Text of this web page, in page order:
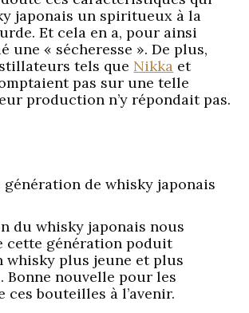
japonais un spiritueux à la
Et cela en a, pour ainsi
une « sécheresse ». De plus,
tels que Nikka et
pas sur une telle
production n’y répondait pas.
de whisky japonais
du whisky japonais nous
cette génération poduit
whisky plus jeune et plus
Bonne nouvelle pour les
ces bouteilles à l’avenir.